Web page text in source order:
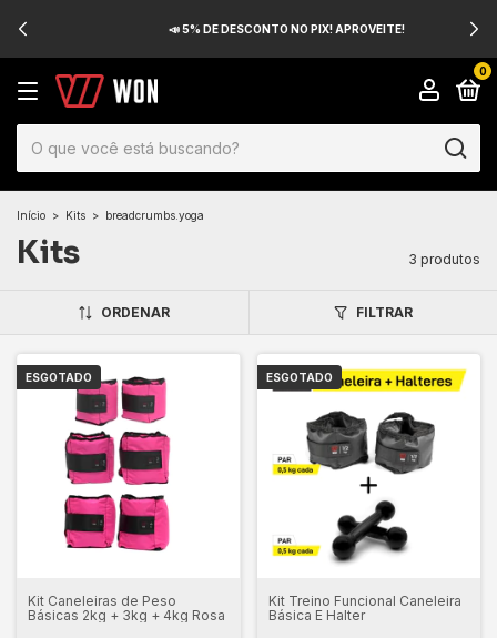
📣 5% DE DESCONTO NO PIX! APROVEITE!
0
Início > Kits > breadcrumbs.yoga
Kits 3 produtos
ORDENAR FILTRAR
ESGOTADO
Kit Caneleiras de Peso
Básicas 2kg + 3kg + 4kg Rosa
ESGOTADO
Kit Treino Funcional Caneleira
Básica E Halter